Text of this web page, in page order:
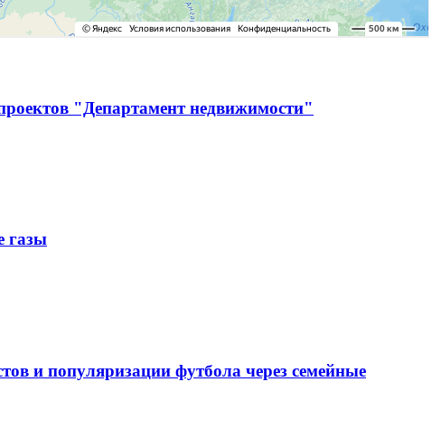
"Департамент недвижимости"
газы
и популяризации футбола через семейные